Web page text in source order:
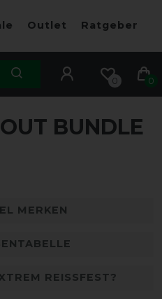
Outlet Ratgeber
0 0
BUNDLE
MERKEN
REISSFEST?